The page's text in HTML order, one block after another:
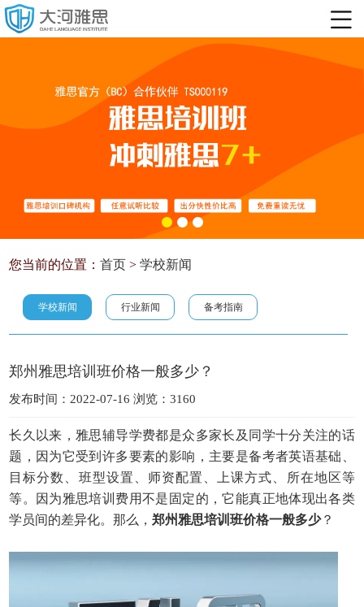
您当前的位置：首页 >学校新闻
学校新闻 行业新闻 备考指南
郑州雅思培训班价格一般多少？
发布时间：2022-07-16 浏览：3160
长久以来，雅思辅导学费都是众多家长及同学十分关注的话
题，因为它受到许多要素的影响，主要是备考者英语基础、
目标分数、班型设置、师资配置、上课方式、所在地区等
等。因为雅思培训费用不是固定的，它能真正地体现出各类
学员间的差异化。那么，郑州雅思培训班价格一般多少？